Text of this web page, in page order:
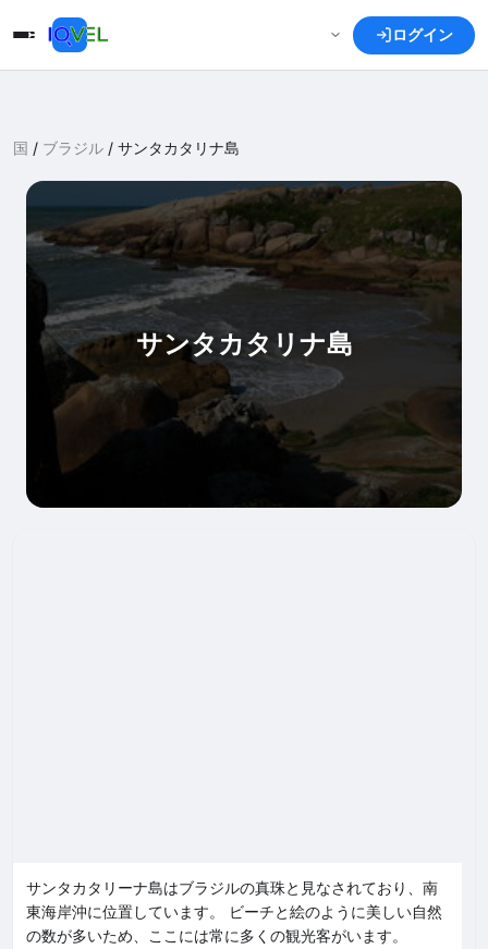
ログイン
国 / ブラジル / サンタカタリナ島
サンタカタリナ島
サンタカタリーナ島はブラジルの真珠と見なされており、南
東海岸沖に位置しています。 ビーチと絵のように美しい自然
の数が多いため、ここには常に多くの観光客がいます。